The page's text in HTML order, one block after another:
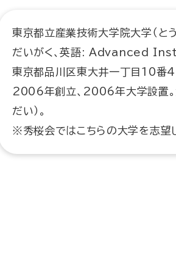
東京都立産業技術大学院大学（と
だいがく、英語: Advanced
東京都品川区東大井一丁目10番
2006年創立、2006年大学設置。
だい）。
※秀桜会ではこちらの大学を志望